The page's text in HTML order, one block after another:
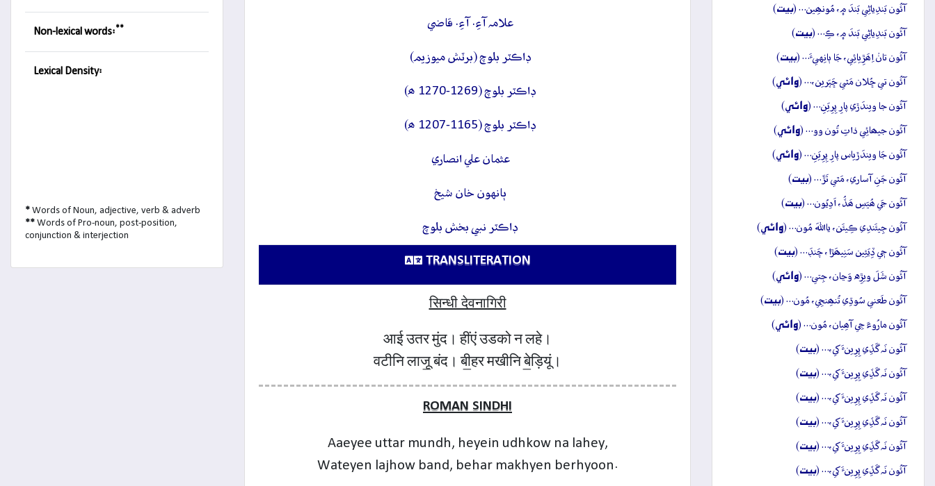
آئُون بَندِياڻِي بَندَ ۾، مُونھِين… (بيت)
آئُون بَندِياڻِي بَندَ ۾، ڪِ… (بيت)
آئُون تانۡ اِھَڙِيائِي، جَا ٻانِهيءَ… (بيت)
آئُون تي ڇُلان مَٿي ڇَپَرين،… (وائِي)
آئُون جا ويندَڙي پارِ پِرِيَنِ… (وائِي)
آئُون جيھائِي ذاتِ تُون وو… (وائِي)
آئُون جَا ويندَڙياس پارِ پِرِيَنِ… (وائِي)
آئُون جَنِ آساري، مَٿي تَڙَ… (بيت)
آئُون جَي ھُيَسِ ھَڏُ، اَدِيُون… (بيت)
آئُون جِيئَندِي ڪِيئَن، يااللهَ مُون… (وائِي)
آئُون جٖي ڏِيَئِين سَنِيھَڙا، چَنڊَ… (بيت)
آئُون شَلَ ويڙِه وَڃان، جِتي… (وائِي)
آئُون طَعني سُوڌِي تُنھِنجِي، مُون… (بيت)
آئُون مارُوءَ جِي آھِيان، مُون… (وائِي)
آئُون نَہ گَڏِي پِرِينءَ کي،… (بيت)
آئُون نَہ گَڏِي پِرِينءَ کي،… (بيت)
آئُون نَہ گَڏِي پِرِينءَ کي،… (بيت)
آئُون نَہ گَڏِي پِرِينءَ کي،… (بيت)
آئُون نَہ گَڏِي پِرِينءَ کي،… (بيت)
آئُون نَہ گَڏِي پِرِينءَ کي،… (بيت)
علامہ آءِ. آءِ. قاضي
ڊاڪٽر بلوچ (برٽش ميوزيم)
ڊاڪٽر بلوچ (1269-1270 ھ)
ڊاڪٽر بلوچ (1165-1207 ھ)
عثمان علي انصاري
ٻانهون خان شيخ
ڊاڪٽر نبي بخش بلوچ
TRANSLITERATION
सिन्धी देवनागिरी
आई उतर मुंद। हींएं उडको न लहे।
वटीनि लाजू॒ बंद। बी॒हर मखीनि बे॒ड़ियूं।
ROMAN SINDHI
Aaeyee uttar mundh, heyein udhkow na lahey,
Wateyen lajhow band, behar makhyen berhyoon.
Non-lexical words:**
Lexical Density:
* Words of Noun, adjective, verb & adverb
** Words of Pro-noun, post-position,
conjunction & interjection